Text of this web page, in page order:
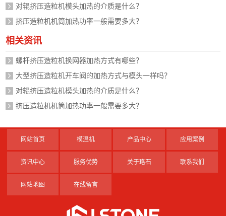
对辊挤压造粒机模头加热的介质是什么？
挤压造粒机机筒加热功率一般需要多大？
相关资讯
螺杆挤压造粒机换网器加热方式有哪些？
大型挤压造粒机开车阀的加热方式与模头一样吗？
对辊挤压造粒机模头加热的介质是什么？
挤压造粒机机筒加热功率一般需要多大？
网站首页 模温机 产品中心 应用案例
资讯中心 服务优势 关于珞石 联系我们
网站地图 在线留言